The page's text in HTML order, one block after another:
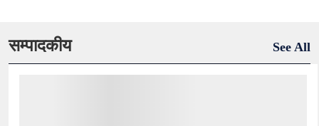
सम्पादकीय See All